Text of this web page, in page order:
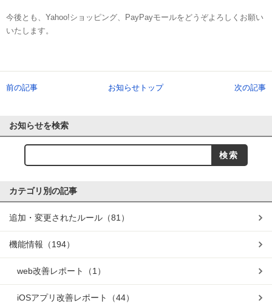
今後とも、Yahoo!ショッピング、PayPayモールをどうぞよろしくお願い
いたします。
前の記事 お知らせトップ 次の記事
お知らせを検索
カテゴリ別の記事
追加・変更されたルール （81）
機能情報 （194）
web改善レポート （1）
iOSアプリ改善レポート （44）